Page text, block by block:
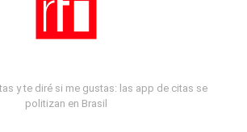
y te diré si me gustas: las app de citas se
politizan en Brasil